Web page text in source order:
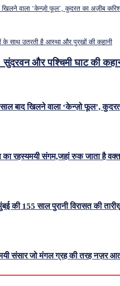
वाला ‘केन्ज़ो फूल’, कुदरत का अज़ीब
के साथ उतरती है आस्था और पुरखों की कहानी
और पश्चिमी घाट की
बाद खिलने वाला ‘केन्ज़ो फूल’,
का रहस्यमयी संगम,जहां रुक जाता है
155 साल पुरानी विरासत की
संसार जो मंगल ग्रह की तरह नज़र